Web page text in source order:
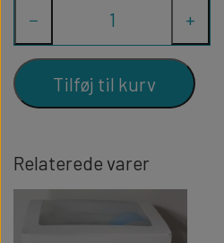
− +
Tilføj til kurv
Relaterede varer